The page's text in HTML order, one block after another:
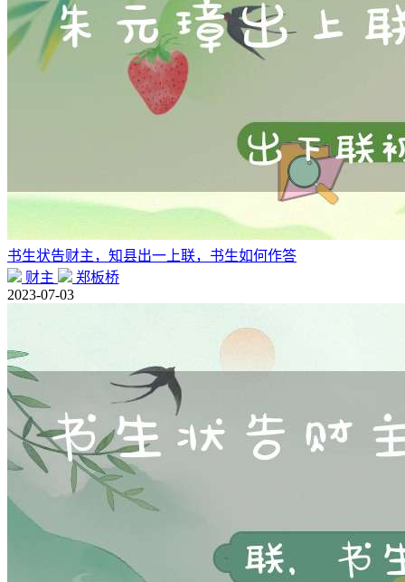
书生状告财主，知县出一上联，书生如何作答
财主
郑板桥
2023-07-03